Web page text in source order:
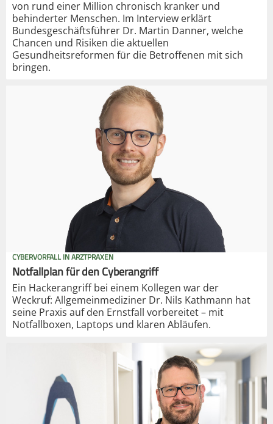
von rund einer Million chronisch kranker und
behinderter Menschen. Im Interview erklärt
Bundesgeschäftsführer Dr. Martin Danner, welche
Chancen und Risiken die aktuellen
Gesundheitsreformen für die Betroffenen mit sich
bringen.
CYBERVORFALL IN ARZTPRAXEN
Notfallplan für den Cyberangriff
Ein Hackerangriff bei einem Kollegen war der
Weckruf: Allgemeinmediziner Dr. Nils Kathmann hat
seine Praxis auf den Ernstfall vorbereitet – mit
Notfallboxen, Laptops und klaren Abläufen.